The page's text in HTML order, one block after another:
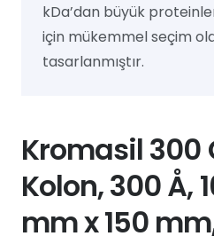
kDa’dan büyük
için mükemmel seçim
tasarlanmıştır.
Kromasil 300
Kolon, 300 Å,
mm x 150